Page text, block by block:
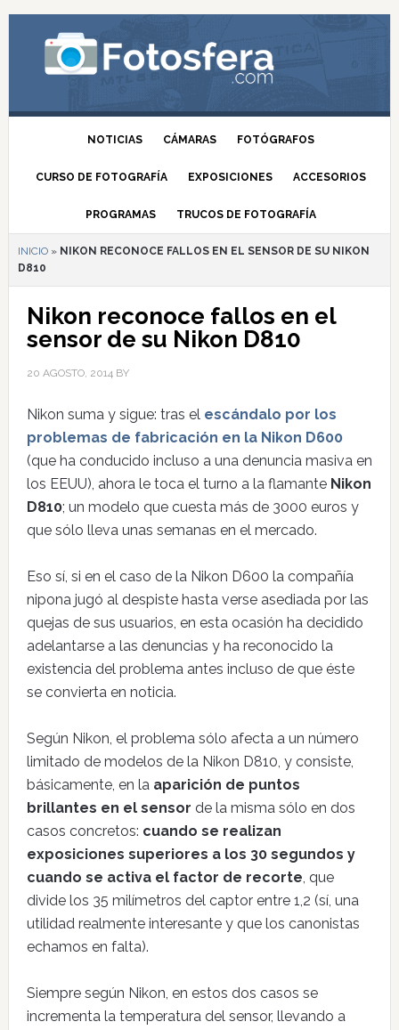
NOTICIAS CÁMARAS FOTÓGRAFOS
CURSO DE FOTOGRAFÍA EXPOSICIONES ACCESORIOS
PROGRAMAS TRUCOS DE FOTOGRAFÍA
INICIO» NIKON RECONOCE FALLOS EN EL SENSOR DE SU NIKON
D810
Nikon reconoce fallos en el
sensor de su Nikon D810
20 AGOSTO, 2014BY
Nikon suma y sigue: tras el escándalo por los
problemas de fabricación en la Nikon D600
(que ha conducido incluso a una denuncia masiva en
los EEUU), ahora le toca el turno a la flamante Nikon
D810; un modelo que cuesta más de 3000 euros y
que sólo lleva unas semanas en el mercado.
Eso sí, si en el caso de la Nikon D600 la compañía
nipona jugó al despiste hasta verse asediada por las
quejas de sus usuarios, en esta ocasión ha decidido
adelantarse a las denuncias y ha reconocido la
existencia del problema antes incluso de que éste
se convierta en noticia.
Según Nikon, el problema sólo afecta a un número
limitado de modelos de la Nikon D810, y consiste,
básicamente, en la aparición de puntos
brillantes en el sensor de la misma sólo en dos
casos concretos: cuando se realizan
exposiciones superiores a los 30 segundos y
cuando se activa el factor de recorte, que
divide los 35 milímetros del captor entre 1,2 (sí, una
utilidad realmente interesante y que los canonistas
echamos en falta).
Siempre según Nikon, en estos dos casos se
incrementa la temperatura del sensor, llevando a